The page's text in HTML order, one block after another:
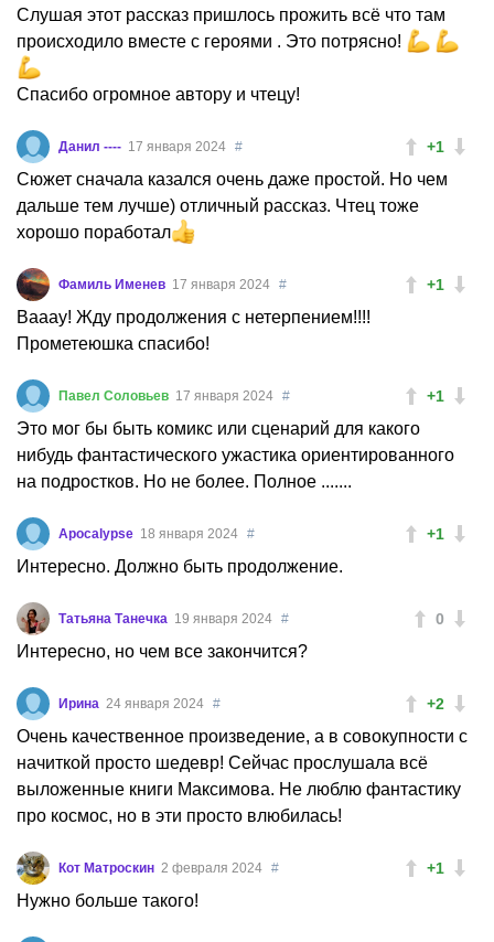
Слушая этот рассказ пришлось прожить всё что там
происходило вместе с героями . Это потрясно!
Спасибо огромное автору и чтецу!
+1
Данил ---- 17 января 2024 #
Сюжет сначала казался очень даже простой. Но чем
дальше тем лучше) отличный рассказ. Чтец тоже
хорошо поработал
+1
Фамиль Именев 17 января 2024 #
Вааау! Жду продолжения с нетерпением!!!!
Прометеюшка спасибо!
+1
Павел Соловьев 17 января 2024 #
Это мог бы быть комикс или сценарий для какого
нибудь фантастического ужастика ориентированного
на подростков. Но не более. Полное .......
+1
Apocalypse 18 января 2024 #
Интересно. Должно быть продолжение.
0
Татьяна Танечка 19 января 2024 #
Интересно, но чем все закончится?
+2
Ирина 24 января 2024 #
Очень качественное произведение, а в совокупности с
начиткой просто шедевр! Сейчас прослушала всё
выложенные книги Максимова. Не люблю фантастику
про космос, но в эти просто влюбилась!
+1
Кот Матроскин 2 февраля 2024 #
Нужно больше такого!